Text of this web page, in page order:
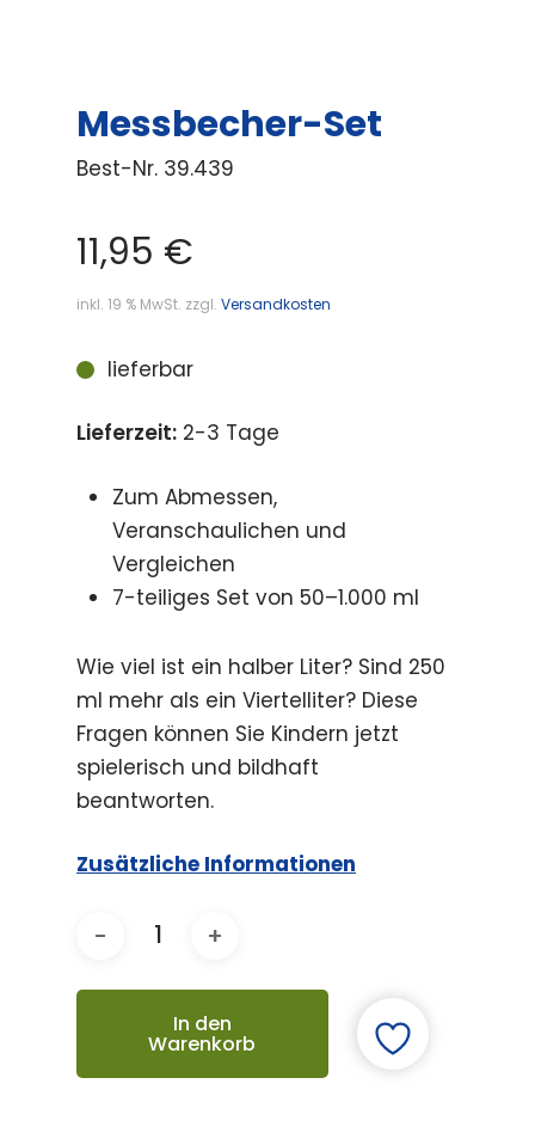
Messbecher-Set
Best-Nr. 39.439
11,95 €
inkl. 19 % MwSt. zzgl. Versandkosten
lieferbar
Lieferzeit: 2-3 Tage
Zum Abmessen,
Veranschaulichen und
Vergleichen
7-teiliges Set von 50–1.000 ml
Wie viel ist ein halber Liter? Sind 250
ml mehr als ein Viertelliter? Diese
Fragen können Sie Kindern jetzt
spielerisch und bildhaft
beantworten.
Zusätzliche Informationen
In den
Warenkorb